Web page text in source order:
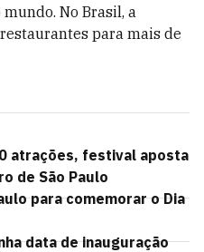
No Brasil, a
para mais de
atrações, festival aposta
de São Paulo
para comemorar o Dia
data de inauguração